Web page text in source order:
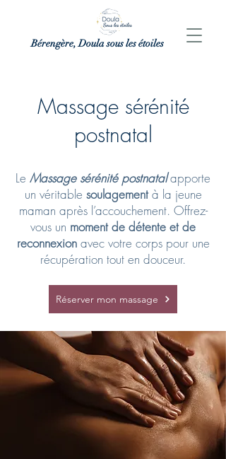
Bérengère, Doula sous les étoiles
Massage sérénité
postnatal
Le Massage sérénité postnatalapporte
un véritable soulagementà la jeune
maman après l’accouchement. Offrez-
vous un moment de détente et de
reconnexionavec votre corps pour une
récupération tout en douceur.
Réserver mon massage